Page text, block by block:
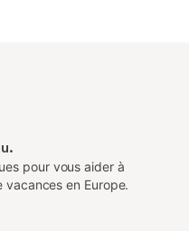
pour vous aider à
vacances en Europe.